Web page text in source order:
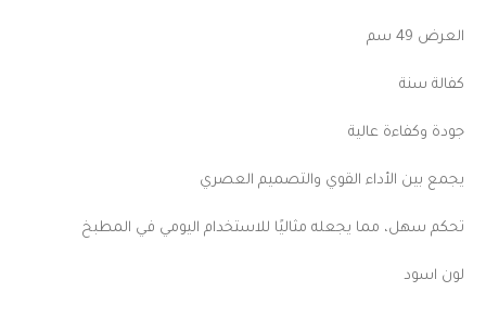
العرض 49 سم
كفالة سنة
جودة وكفاءة عالية
يجمع بين الأداء القوي والتصميم العصري
تحكم سهل، مما يجعله مثاليًا للاستخدام اليومي في المطبخ
لون اسود